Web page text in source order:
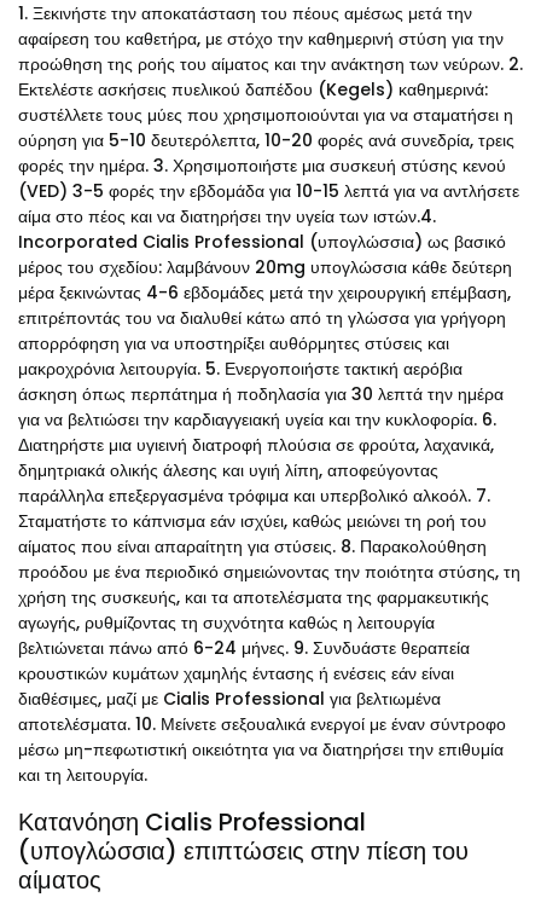
1. Ξεκινήστε την αποκατάσταση του πέους αμέσως μετά την
αφαίρεση του καθετήρα, με στόχο την καθημερινή στύση για την
προώθηση της ροής του αίματος και την ανάκτηση των νεύρων. 2.
Εκτελέστε ασκήσεις πυελικού δαπέδου (Kegels) καθημερινά:
συστέλλετε τους μύες που χρησιμοποιούνται για να σταματήσει η
ούρηση για 5-10 δευτερόλεπτα, 10-20 φορές ανά συνεδρία, τρεις
φορές την ημέρα. 3. Χρησιμοποιήστε μια συσκευή στύσης κενού
(VED) 3-5 φορές την εβδομάδα για 10-15 λεπτά για να αντλήσετε
αίμα στο πέος και να διατηρήσει την υγεία των ιστών.4.
Incorporated Cialis Professional (υπογλώσσια) ως βασικό
μέρος του σχεδίου: λαμβάνουν 20mg υπογλώσσια κάθε δεύτερη
μέρα ξεκινώντας 4-6 εβδομάδες μετά την χειρουργική επέμβαση,
επιτρέποντάς του να διαλυθεί κάτω από τη γλώσσα για γρήγορη
απορρόφηση για να υποστηρίξει αυθόρμητες στύσεις και
μακροχρόνια λειτουργία. 5. Ενεργοποιήστε τακτική αερόβια
άσκηση όπως περπάτημα ή ποδηλασία για 30 λεπτά την ημέρα
για να βελτιώσει την καρδιαγγειακή υγεία και την κυκλοφορία. 6.
Διατηρήστε μια υγιεινή διατροφή πλούσια σε φρούτα, λαχανικά,
δημητριακά ολικής άλεσης και υγιή λίπη, αποφεύγοντας
παράλληλα επεξεργασμένα τρόφιμα και υπερβολικό αλκοόλ. 7.
Σταματήστε το κάπνισμα εάν ισχύει, καθώς μειώνει τη ροή του
αίματος που είναι απαραίτητη για στύσεις. 8. Παρακολούθηση
προόδου με ένα περιοδικό σημειώνοντας την ποιότητα στύσης, τη
χρήση της συσκευής, και τα αποτελέσματα της φαρμακευτικής
αγωγής, ρυθμίζοντας τη συχνότητα καθώς η λειτουργία
βελτιώνεται πάνω από 6-24 μήνες. 9. Συνδυάστε θεραπεία
κρουστικών κυμάτων χαμηλής έντασης ή ενέσεις εάν είναι
διαθέσιμες, μαζί με Cialis Professional για βελτιωμένα
αποτελέσματα. 10. Μείνετε σεξουαλικά ενεργοί με έναν σύντροφο
μέσω μη-πεφωτιστική οικειότητα για να διατηρήσει την επιθυμία
και τη λειτουργία.
Κατανόηση Cialis Professional
(υπογλώσσια) επιπτώσεις στην πίεση του
αίματος